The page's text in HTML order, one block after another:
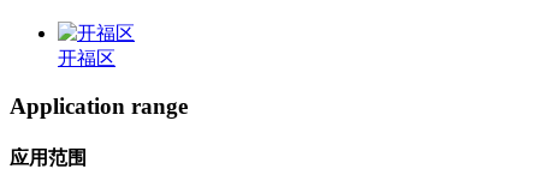
开福区
Application range
应用范围